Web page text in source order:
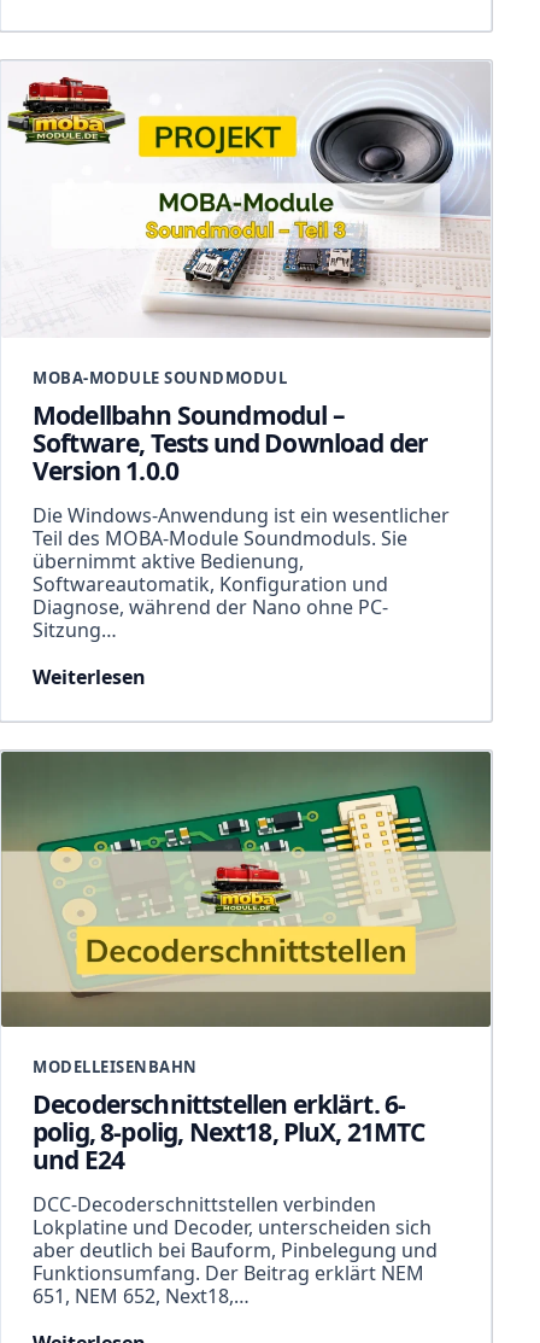
MOBA-MODULE SOUNDMODUL
Modellbahn Soundmodul –
Software, Tests und Download der
Version 1.0.0
Die Windows-Anwendung ist ein wesentlicher
Teil des MOBA-Module Soundmoduls. Sie
übernimmt aktive Bedienung,
Softwareautomatik, Konfiguration und
Diagnose, während der Nano ohne PC-
Sitzung…
Weiterlesen
MODELLEISENBAHN
Decoderschnittstellen erklärt. 6-
polig, 8-polig, Next18, PluX, 21MTC
und E24
DCC-Decoderschnittstellen verbinden
Lokplatine und Decoder, unterscheiden sich
aber deutlich bei Bauform, Pinbelegung und
Funktionsumfang. Der Beitrag erklärt NEM
651, NEM 652, Next18,…